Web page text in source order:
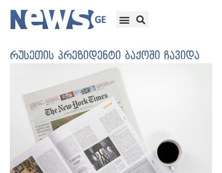
რუსეთის პრეზიდენტი ბაქოში ჩავიდა